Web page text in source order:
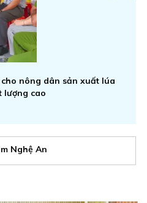
nông dân sản xuất lúa
lượng cao
Nghệ An